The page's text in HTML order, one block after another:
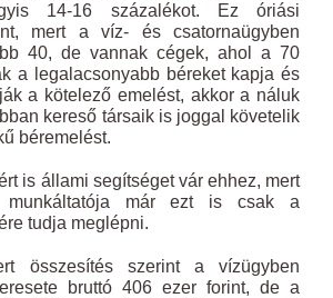
14-16 százalékot. Ez óriási
mert a víz- és csatornaügyben
40, de vannak cégek, ahol a 70
a legalacsonyabb béreket kapja és
a kötelező emelést, akkor a náluk
kereső társaik is joggal követelik
béremelést.
is állami segítséget vár ehhez, mert
már ezt is csak a
tudja meglépni.
összesítés szerint a vízügyben
bruttó 406 ezer forint, de a